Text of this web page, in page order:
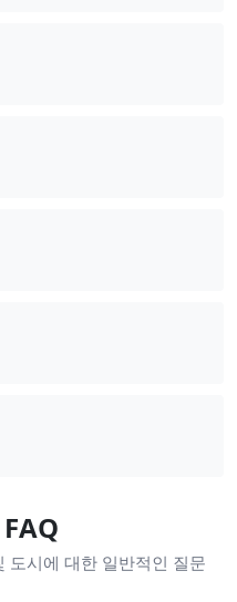
도시에 대한 일반적인 질문